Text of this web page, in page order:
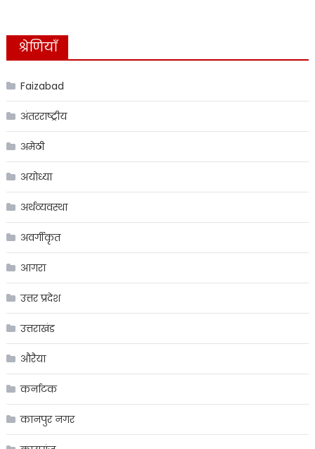
श्रेणियाँ
Faizabad
अंतरराष्ट्रीय
अमेठी
अयोध्या
अर्थव्यवस्था
अवर्गीकृत
आगरा
उत्तर प्रदेश
उत्तराखंड
औरैया
कर्नाटक
कानपुर नगर